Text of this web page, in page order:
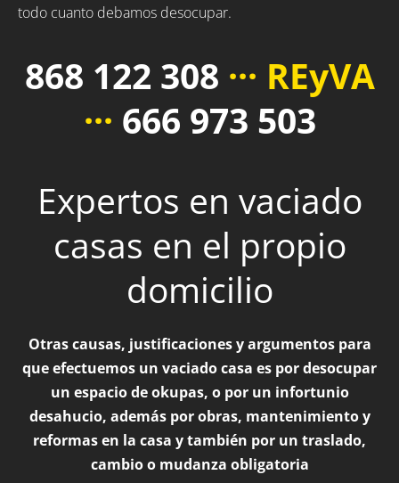
todo cuanto debamos desocupar.
868 122 308 ··· REyVA
··· 666 973 503
Expertos en vaciado
casas en el propio
domicilio
Otras causas, justificaciones y argumentos para
que efectuemos un vaciado casa es por desocupar
un espacio de okupas, o por un infortunio
desahucio, además por obras, mantenimiento y
reformas en la casa y también por un traslado,
cambio o mudanza obligatoria